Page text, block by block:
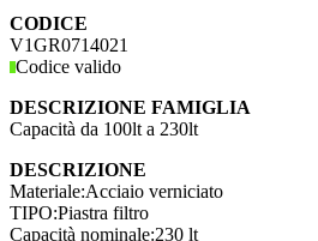
CODICE
V1GR0714021
Codice valido
DESCRIZIONE FAMIGLIA
Capacità da 100lt a 230lt
DESCRIZIONE
Materiale:Acciaio verniciato
TIPO:Piastra filtro
Capacità nominale:230 lt